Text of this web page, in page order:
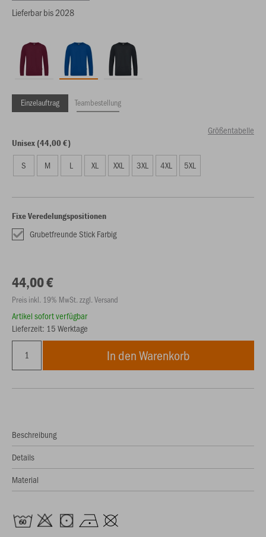
Lieferbar bis 2028
Einzelauftrag Teambestellung
Größentabelle
Unisex (44,00 €)
S M L XL XXL 3XL 4XL 5XL
Fixe Veredelungspositionen
Grubetfreunde Stick Farbig
44,00 €
Preis inkl. 19% MwSt. zzgl. Versand
Artikel sofort verfügbar
Lieferzeit: 15 Werktage
In den Warenkorb
Beschreibung
Details
Material